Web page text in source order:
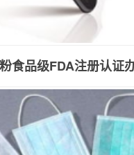
食品级FDA注册认证